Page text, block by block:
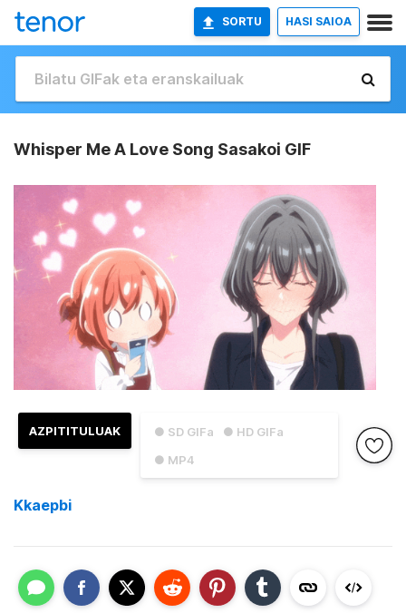
SORTU HASI SAIOA
Whisper Me A Love Song Sasakoi GIF
● SD GIFa
● HD GIFa
● MP4
AZPITITULUAK
Kkaepbi